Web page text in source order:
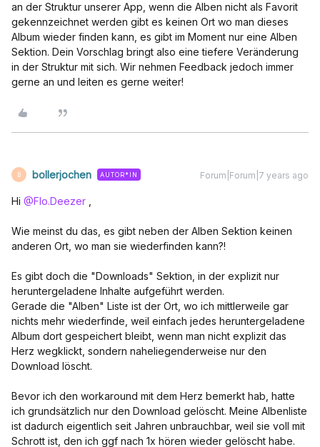
an der Struktur unserer App, wenn die Alben nicht als Favorit
gekennzeichnet werden gibt es keinen Ort wo man dieses
Album wieder finden kann, es gibt im Moment nur eine Alben
Sektion. Dein Vorschlag bringt also eine tiefere Veränderung
in der Struktur mit sich. Wir nehmen Feedback jedoch immer
gerne an und leiten es gerne weiter!
B bollerjochen AUTOR*IN Forum|Forum|7 years ago
Hi @Flo.Deezer
Wie meinst du das, es gibt neben der Alben Sektion keinen
anderen Ort, wo man sie wiederfinden kann?!
Es gibt doch die "Downloads" Sektion, in der explizit nur
heruntergeladene Inhalte aufgeführt werden.
Gerade die "Alben" Liste ist der Ort, wo ich mittlerweile gar
nichts mehr wiederfinde, weil einfach jedes heruntergeladene
Album dort gespeichert bleibt, wenn man nicht explizit das
Herz wegklickt, sondern naheliegenderweise nur den
Download löscht.
Bevor ich den workaround mit dem Herz bemerkt hab, hatte
ich grundsätzlich nur den Download gelöscht. Meine Albenliste
ist dadurch eigentlich seit Jahren unbrauchbar, weil sie voll mit
Schrott ist, den ich ggf nach 1x hören wieder gelöscht habe.